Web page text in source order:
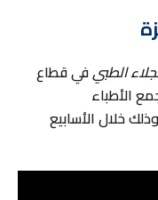
الطبيفي قطاع
الأطباء
خلال الأسابيع